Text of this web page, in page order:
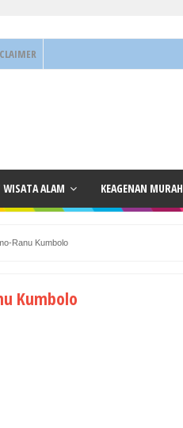
WISATA ALAM KEAGENAN MURAH
Ranu Kumbolo
Kumbolo